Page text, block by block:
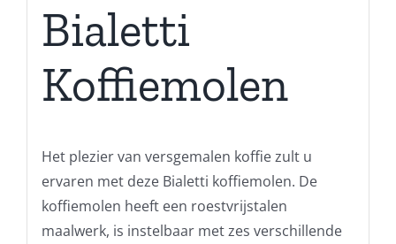
Bialetti
Koffiemolen
Het plezier van versgemalen koffie zult u
ervaren met deze Bialetti koffiemolen. De
koffiemolen heeft een roestvrijstalen
maalwerk, is instelbaar met zes verschillende